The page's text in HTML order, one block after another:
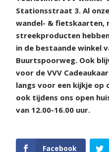
Stationsstraat 3. Al
wandel- & fietskaarten,
streekproducten
in de bestaande winkel
Buurtspoorweg. Ook
voor de VVV
langs voor een kijkje op
ook tijdens ons open
van 12.00-16.00 uur.
Facebook